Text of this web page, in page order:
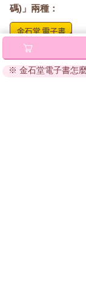
碼)」兩種：
將儲存於會員
閱讀直接開啟閱
※ 金石堂電子書怎